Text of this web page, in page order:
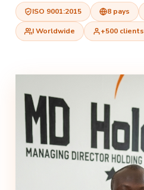
ISO 9001:2015 8 pays
I Worldwide +500 clients